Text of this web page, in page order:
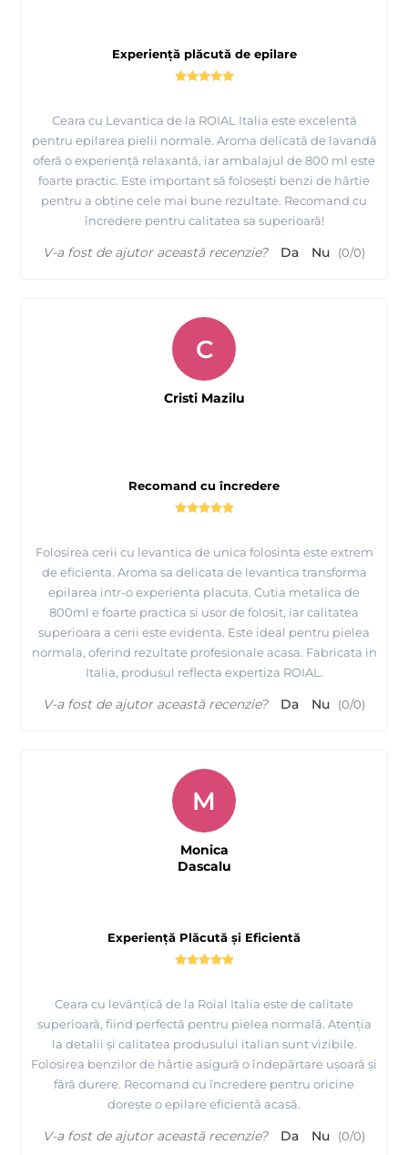
Experiență plăcută de epilare
Ceara cu Levantica de la ROIAL Italia este excelentă
pentru epilarea pielii normale. Aroma delicată de lavandă
oferă o experiență relaxantă, iar ambalajul de 800 ml este
foarte practic. Este important să folosești benzi de hârtie
pentru a obține cele mai bune rezultate. Recomand cu
încredere pentru calitatea sa superioară!
V-a fost de ajutor această recenzie? Da Nu (0/0)
Recomand cu încredere
Folosirea cerii cu levantica de unica folosinta este extrem
de eficienta. Aroma sa delicata de levantica transforma
epilarea intr-o experienta placuta. Cutia metalica de
800ml e foarte practica si usor de folosit, iar calitatea
superioara a cerii este evidenta. Este ideal pentru pielea
normala, oferind rezultate profesionale acasa. Fabricata in
Italia, produsul reflecta expertiza ROIAL.
C
Cristi Mazilu
V-a fost de ajutor această recenzie? Da Nu (0/0)
Experiență Plăcută și Eficientă
Ceara cu levănțică de la Roial Italia este de calitate
superioară, fiind perfectă pentru pielea normală. Atenția
la detalii și calitatea produsului italian sunt vizibile.
Folosirea benzilor de hârtie asigură o îndepărtare ușoară și
fără durere. Recomand cu încredere pentru oricine
dorește o epilare eficientă acasă.
M
Monica
Dascalu
V-a fost de ajutor această recenzie? Da Nu (0/0)